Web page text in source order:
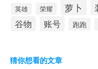
英雄 荣耀 萝卜
谷物 账号 跑跑
猜你想看的文章